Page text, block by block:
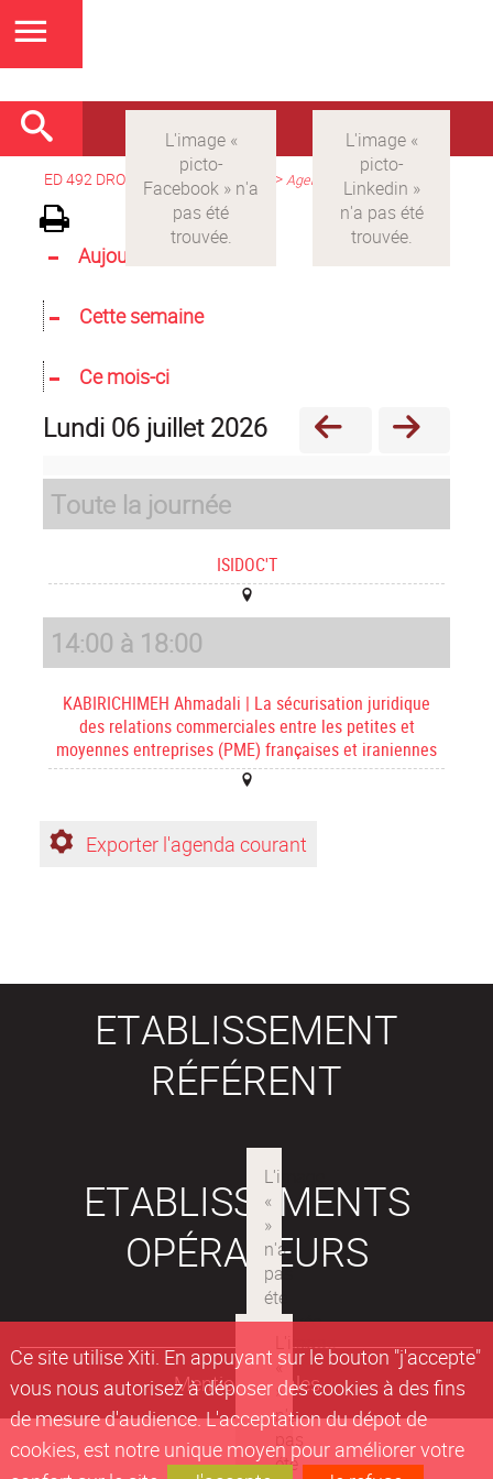
Ce site utilise Xiti. En appuyant sur le bouton "j'accepte"
vous nous autorisez à déposer des cookies à des fins
de mesure d'audience. L'acceptation du dépot de
cookies, est notre unique moyen pour améliorer votre
ED 492 DROIT > Version française >Agenda
Aujourd'hui
Cette semaine
Ce mois-ci
lundi 06 juillet 2026
Toute la journée
ISIDOC'T
14:00 à 18:00
KABIRICHIMEH Ahmadali | La sécurisation juridique
des relations commerciales entre les petites et
moyennes entreprises (PME) françaises et iraniennes
Exporter l'agenda courant
ETABLISSEMENT
RÉFÉRENT
ETABLISSEMENTS
OPÉRATEURS
Mentions légales